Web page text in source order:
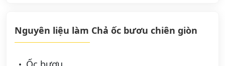
Nguyên liệu làm Chả ốc bươu chiên giòn